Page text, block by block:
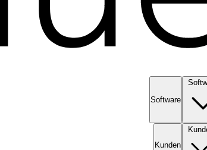
Software
Kunden